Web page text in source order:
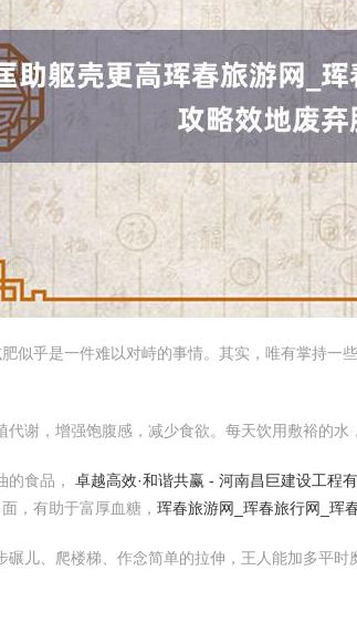
似乎是一件难以对峙的事情。其实，唯有掌持一
谢，增强饱腹感，减少食欲。每天饮用敷裕的水
的食品， 卓越高效·和谐共赢 - 河南昌巨建设工程
，有助于富厚血糖， 珲春旅游网_珲春旅行网_珲
碾儿、爬楼梯、作念简单的拉伸，王人能加多平